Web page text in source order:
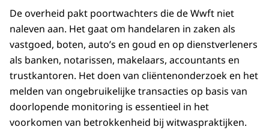
De overheid pakt poortwachters die de Wwft niet
naleven aan. Het gaat om handelaren in zaken als
vastgoed, boten, auto’s en goud en op dienstverleners
als banken, notarissen, makelaars, accountants en
trustkantoren. Het doen van cliëntenonderzoek en het
melden van ongebruikelijke transacties op basis van
doorlopende monitoring is essentieel in het
voorkomen van betrokkenheid bij witwaspraktijken.